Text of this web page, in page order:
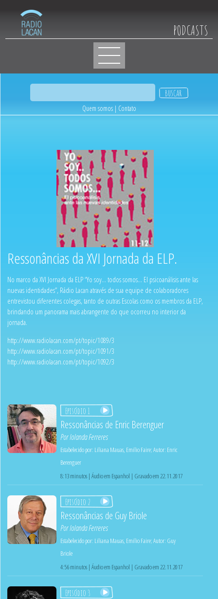
PODCASTS
Quem somos | Contato
Ressonâncias da XVI Jornada da ELP.
No marco da XVI Jornada da ELP “Yo soy... todos somos... El psicoanálisis ante las
nuevas identidades”, Rádio Lacan através de sua equipe de colaboradores
entrevistou diferentes colegas, tanto de outras Escolas como os membros da ELP,
brindando um panorama mais abrangente do que ocorreu no interior da
jornada.
http://www.radiolacan.com/pt/topic/1089/3
http://www.radiolacan.com/pt/topic/1091/3
http://www.radiolacan.com/pt/topic/1092/3
Episódio 1
Ressonâncias de Enric Berenguer
PorIolanda Ferreres
Estabelecido por: Liliana Mauas, Emilio Faire;Autor: Enric
Berenguer
8:13 minutos | Áudio em Espanhol | Gravado em 22.11.2017
Episódio 2
Ressonâncias de Guy Briole
PorIolanda Ferreres
Estabelecido por: Liliana Mauas, Emilio Faire;Autor: Guy
Briole
4:56 minutos | Áudio em Espanhol | Gravado em 22.11.2017
Episódio 3